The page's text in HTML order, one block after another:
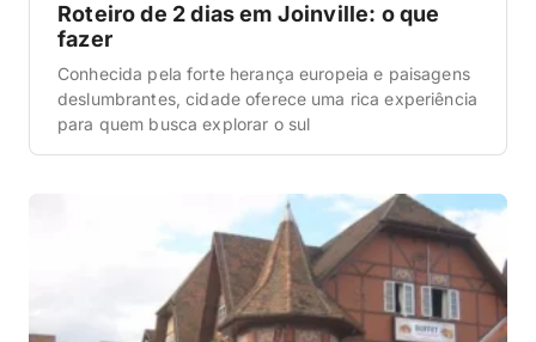
Roteiro de 2 dias em Joinville: o que
fazer
Conhecida pela forte herança europeia e paisagens
deslumbrantes, cidade oferece uma rica experiência
para quem busca explorar o sul